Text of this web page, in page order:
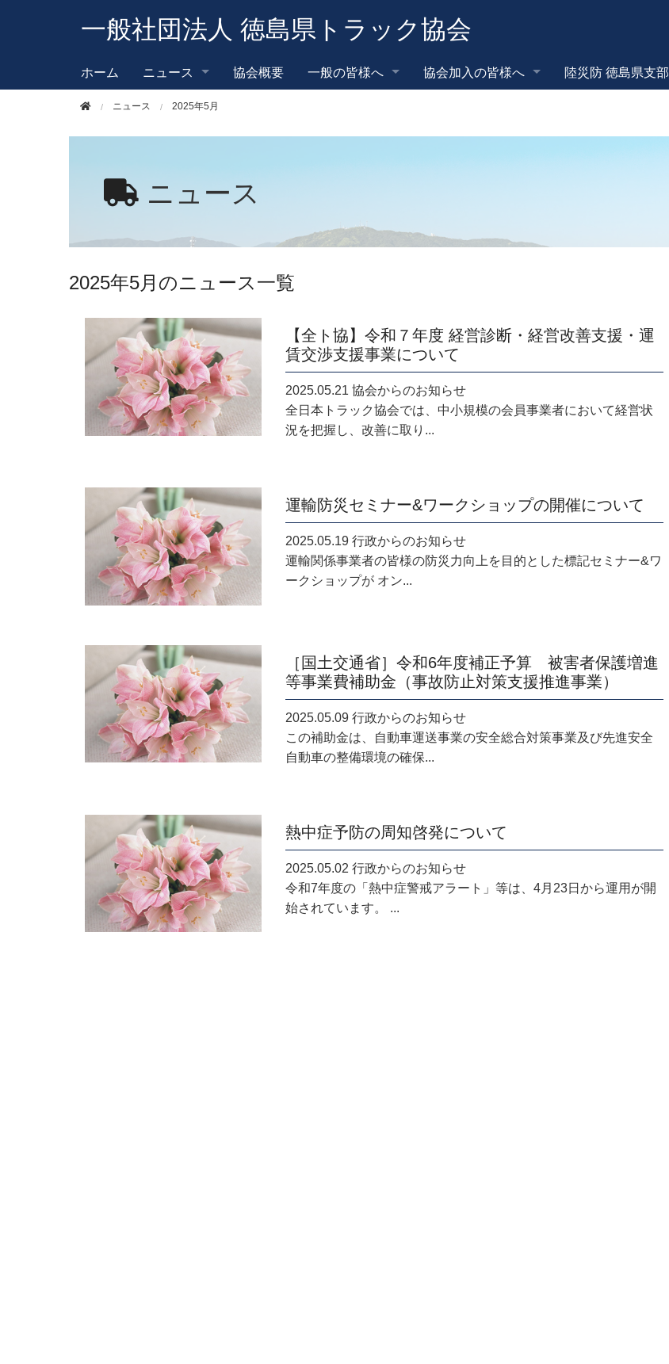
一般社団法人 徳島県トラック協会
ホーム ニュース 協会概要 一般の皆様へ 協会加入の皆様へ 陸災防 徳島県支部
ニュース 2025年5月
ニュース
2025年5月のニュース一覧
【全ト協】令和７年度 経営診断・経営改善支援・運
賃交渉支援事業について
2025.05.21 協会からのお知らせ
全日本トラック協会では、中小規模の会員事業者において経営状
況を把握し、改善に取り...
運輸防災セミナー&ワークショップの開催について
2025.05.19 行政からのお知らせ
運輸関係事業者の皆様の防災力向上を目的とした標記セミナー&ワ
ークショップが オン...
［国土交通省］令和6年度補正予算 被害者保護増進
等事業費補助金（事故防止対策支援推進事業）
2025.05.09 行政からのお知らせ
この補助金は、自動車運送事業の安全総合対策事業及び先進安全
自動車の整備環境の確保...
熱中症予防の周知啓発について
2025.05.02 行政からのお知らせ
令和7年度の「熱中症警戒アラート」等は、4月23日から運用が開
始されています。 ...